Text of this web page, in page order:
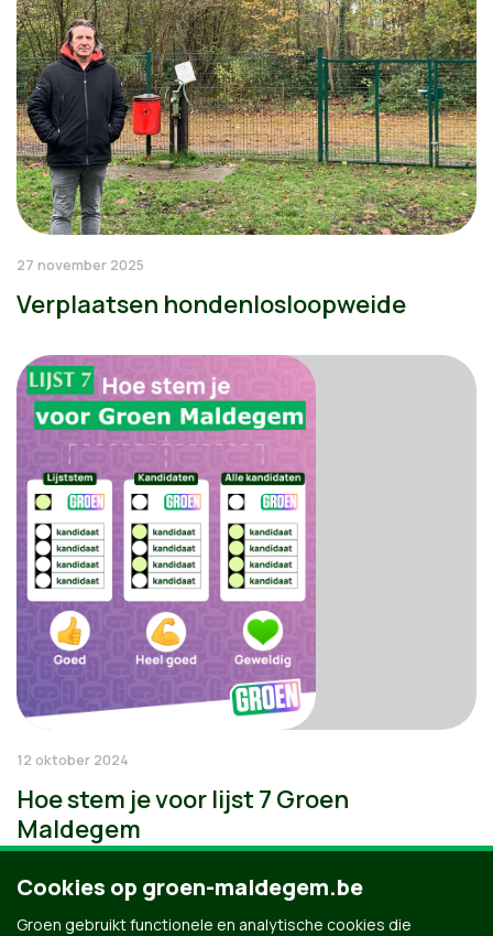
27 november 2025
Verplaatsen hondenlosloopweide
12 oktober 2024
Hoe stem je voor lijst 7 Groen
Maldegem
Cookies op groen-maldegem.be
Groen gebruikt functionele en analytische cookies die